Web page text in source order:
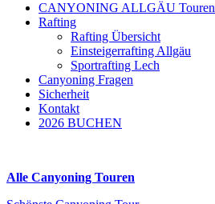
CANYONING ALLGÄU Touren
Rafting
Rafting Übersicht
Einsteigerrafting Allgäu
Sportrafting Lech
Canyoning Fragen
Sicherheit
Kontakt
2026 BUCHEN
Alle Canyoning Touren